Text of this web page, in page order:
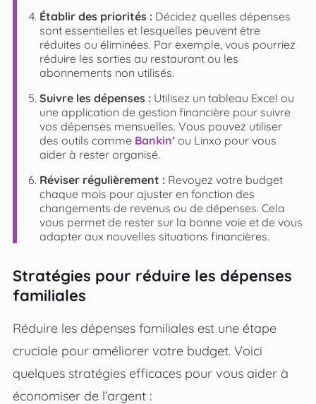
Établir des priorités :Décidez quelles dépenses
sont essentielles et lesquelles peuvent être
réduites ou éliminées. Par exemple, vous pourriez
réduire les sorties au restaurant ou les
abonnements non utilisés.
Suivre les dépenses :Utilisez un tableau Excel ou
une application de gestion financière pour suivre
vos dépenses mensuelles. Vous pouvez utiliser
des outils comme Bankin’ou Linxo pour vous
aider à rester organisé.
Réviser régulièrement :Revoyez votre budget
chaque mois pour ajuster en fonction des
changements de revenus ou de dépenses. Cela
vous permet de rester sur la bonne voie et de vous
adapter aux nouvelles situations financières.
Stratégies pour réduire les dépenses
familiales
Réduire les dépenses familiales est une étape
cruciale pour améliorer votre budget. Voici
quelques stratégies efficaces pour vous aider à
économiser de l’argent :